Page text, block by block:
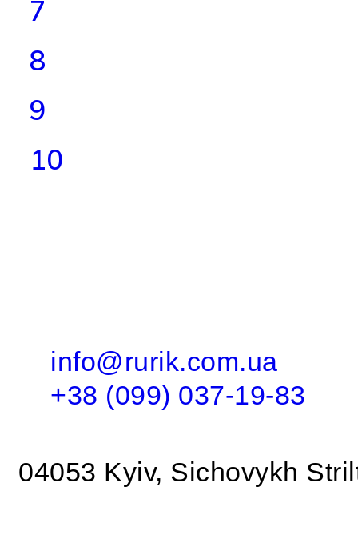
7
8
9
10
info@rurik.com.ua
+38 (099) 037-19-83
04053 Kyiv, Sichovykh